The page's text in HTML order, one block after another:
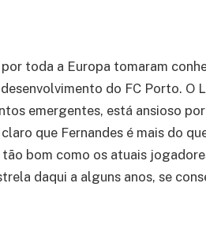
toda a Europa tomaram
do FC Porto. O
emergentes, está ansioso
que Fernandes é mais do
bom como os atuais
daqui a alguns anos, se